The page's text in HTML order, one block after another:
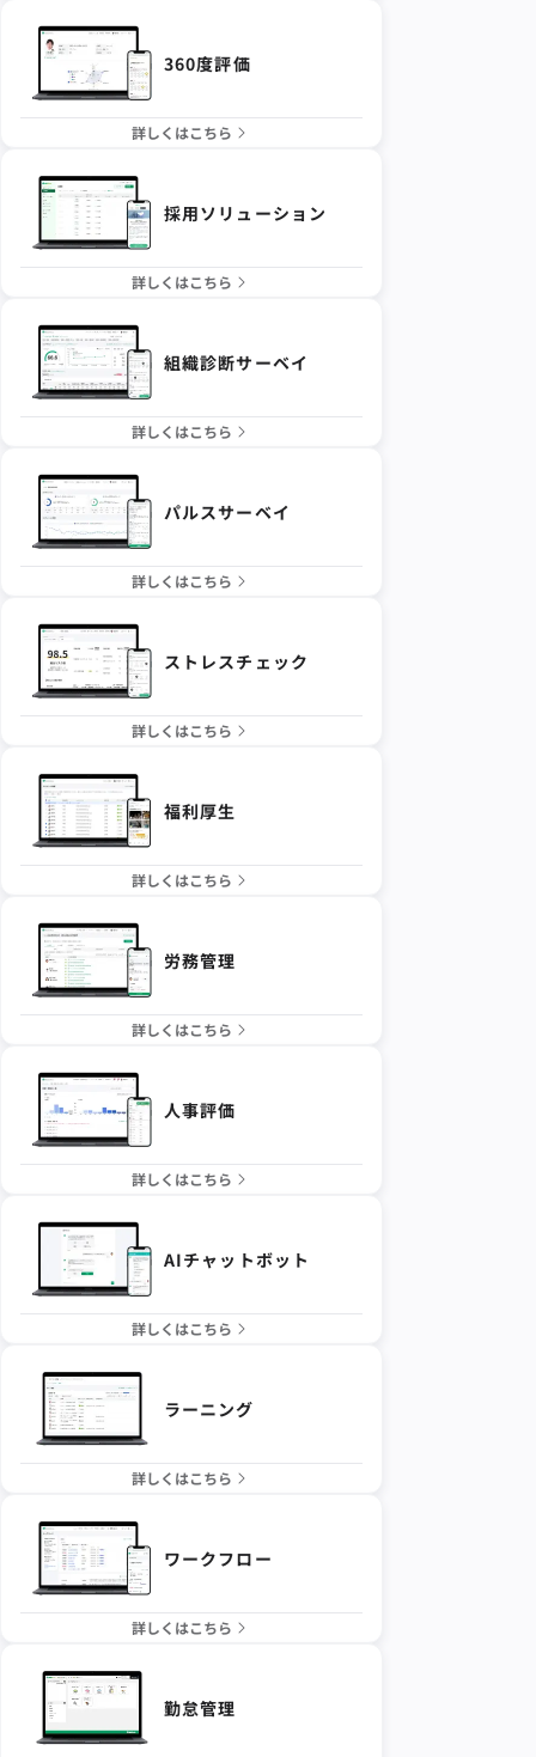
360度評価
詳しくはこちら
採用ソリューション
詳しくはこちら
組織診断サーベイ
詳しくはこちら
パルスサーベイ
詳しくはこちら
ストレスチェック
詳しくはこちら
福利厚生
詳しくはこちら
労務管理
詳しくはこちら
人事評価
詳しくはこちら
AIチャットボット
詳しくはこちら
ラーニング
詳しくはこちら
ワークフロー
詳しくはこちら
勤怠管理